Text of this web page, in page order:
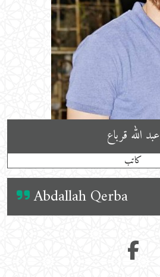
عبد الله قرباع
كاتب
Abdallah Qerba